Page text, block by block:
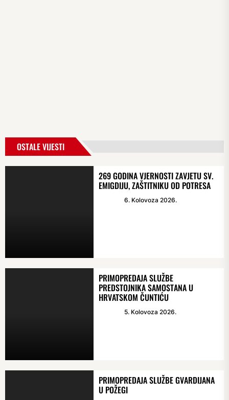
OSTALE VIJESTI
269 GODINA VJERNOSTI ZAVJETU SV.
EMIGDIJU, ZAŠTITNIKU OD POTRESA
6. Kolovoza 2026.
PRIMOPREDAJA SLUŽBE
PREDSTOJNIKA SAMOSTANA U
HRVATSKOM ČUNTIĆU
5. Kolovoza 2026.
PRIMOPREDAJA SLUŽBE GVARDIJANA
U POŽEGI